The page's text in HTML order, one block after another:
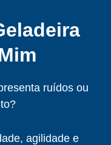
ruídos ou
agilidade e